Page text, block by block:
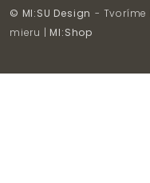
© MI:SU Design - Tvoríme
mieru | MI:Shop